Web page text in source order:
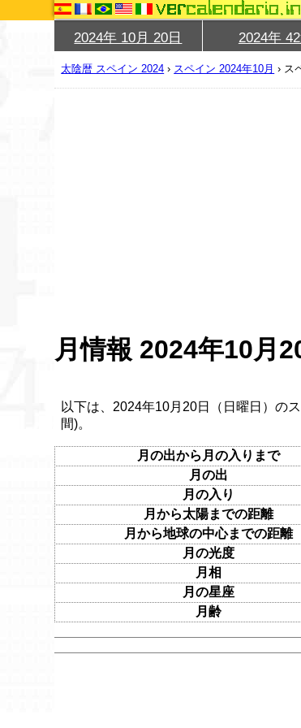
2024年 10月 20日 2024年
太陰暦 スペイン 2024 › スペイン 2024年10月 › ス
月情報 2024年10月
以下は、2024年10月20日（日曜日）の
間)。
月の出から月の入りまで
月の出
月の入り
月から太陽までの距離
月から地球の中心までの距離
月の光度
月相
月の星座
月齢